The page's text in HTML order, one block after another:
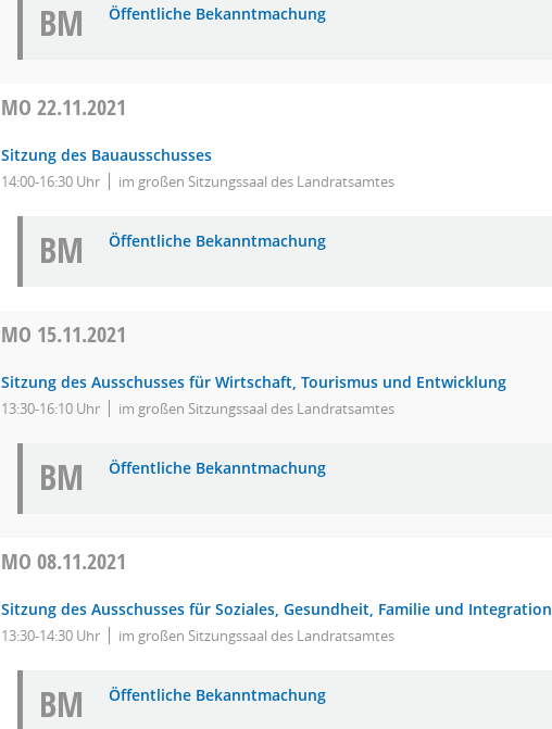
BM Öffentliche Bekanntmachung
MO 22.11.2021
Sitzung des Bauausschusses
14:00-16:30 Uhr im großen Sitzungssaal des Landratsamtes
BM Öffentliche Bekanntmachung
MO 15.11.2021
Sitzung des Ausschusses für Wirtschaft, Tourismus und Entwicklung
13:30-16:10 Uhr im großen Sitzungssaal des Landratsamtes
BM Öffentliche Bekanntmachung
MO 08.11.2021
Sitzung des Ausschusses für Soziales, Gesundheit, Familie und Integration
13:30-14:30 Uhr im großen Sitzungssaal des Landratsamtes
BM Öffentliche Bekanntmachung